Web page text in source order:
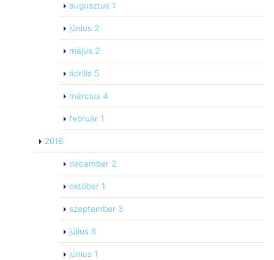
augusztus 1
június 2
május 2
április 5
március 4
február 1
2018
december 2
október 1
szeptember 3
július 6
június 1